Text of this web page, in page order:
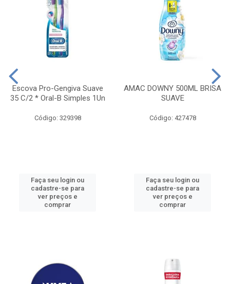
Escova Pro-Gengiva Suave
35 C/2 * Oral-B Simples 1Un
Código: 329398
Faça seu login ou
cadastre-se para
ver preços e
comprar
AMAC DOWNY 500ML BRISA
SUAVE
Código: 427478
Faça seu login ou
cadastre-se para
ver preços e
comprar